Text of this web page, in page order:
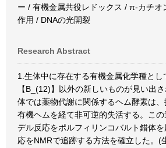
ー / 有機金属共役レドックス / π-カチオ
作用 / DNAの光開裂
Research Abstract
1.生体中に存在する有機金属化学種とし
【B_(12)】以外の新しいものが見い出
体では薬物代謝に関係するヘム酵素は
有機ヘムを経て非可逆的失活する。こ
デル反応をポルフィリンコバルト錯体
応をNMRで追跡する方法を確立した。(